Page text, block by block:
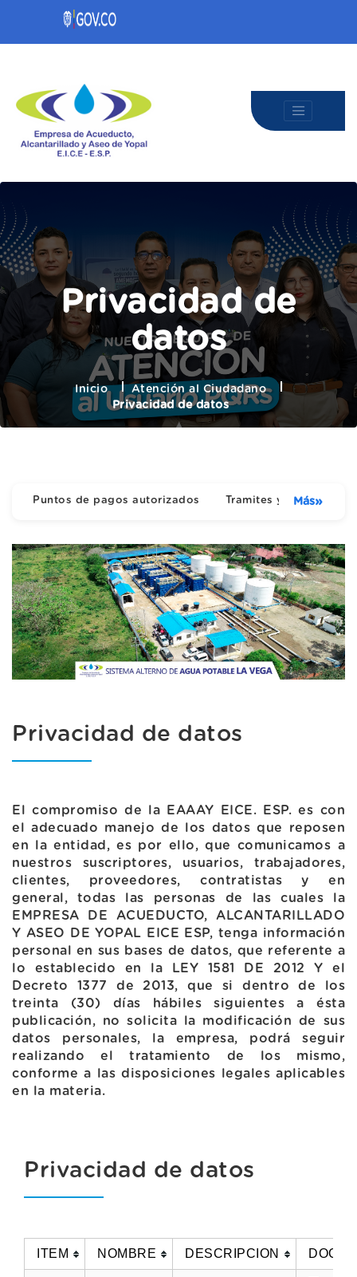
Privacidad de
datos
Inicio
Atención al Ciudadano
Privacidad de datos
Puntos de pagos autorizados Tramites y Servicios
Más»
Privacidad de datos
El compromiso de la EAAAY EICE. ESP. es con
el adecuado manejo de los datos que reposen
en la entidad, es por ello, que comunicamos a
nuestros suscriptores, usuarios, trabajadores,
clientes, proveedores, contratistas y en
general, todas las personas de las cuales la
EMPRESA DE ACUEDUCTO, ALCANTARILLADO
Y ASEO DE YOPAL EICE ESP, tenga información
personal en sus bases de datos, que referente a
lo establecido en la LEY 1581 DE 2012 Y el
Decreto 1377 de 2013, que si dentro de los
treinta (30) días hábiles siguientes a ésta
publicación, no solicita la modificación de sus
datos personales, la empresa, podrá seguir
realizando el tratamiento de los mismo,
conforme a las disposiciones legales aplicables
en la materia.
Privacidad de datos
ITEM NOMBRE DESCRIPCION